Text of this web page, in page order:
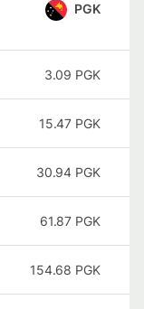
PGK
3.09 PGK
15.47 PGK
30.94 PGK
61.87 PGK
154.68 PGK